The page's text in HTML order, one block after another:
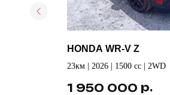
HONDA WR-V Z
23км | 2026 | 1500 cc | 2WD
1 950 000 р.